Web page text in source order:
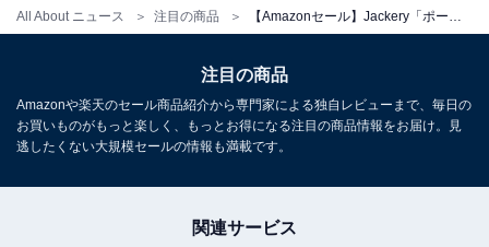
All About ニュース 注目の商品
Jackery「ポータブル電源 400」
Jackery ポータブル電源 400 大容量 400Wh 家庭用 バッ
注目の商品
Amazonや楽天のセール商品紹介から専門家による独自レビューまで、毎日の
お買いものがもっと楽しく、もっとお得になる注目の商品情報をお届け。見
逃したくない大規模セールの情報も満載です。
関連サービス